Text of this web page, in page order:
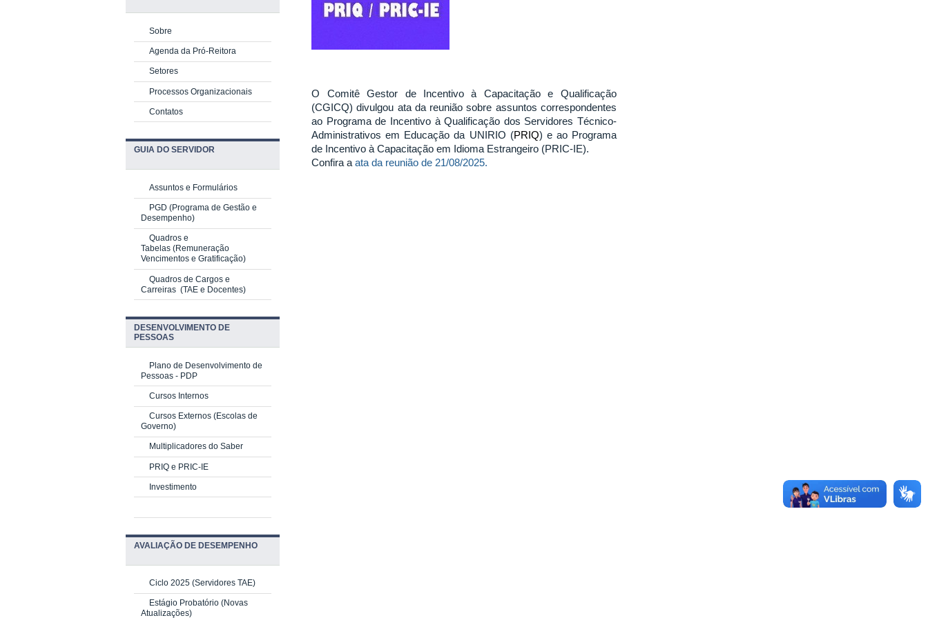
O Comitê Gestor de Incentivo à Capacitação e Qualificação
(CGICQ) divulgou ata da reunião sobre assuntos correspondentes
ao Programa de Incentivo à Qualificação dos Servidores Técnico-
Administrativos em Educação da UNIRIO (PRIQ) e ao Programa
de Incentivo à Capacitação em Idioma Estrangeiro (PRIC-IE).
Confira aata da reunião de 21/08/2025.
Sobre
Agenda da Pró-Reitora
Setores
Processos Organizacionais
Contatos
GUIA DO SERVIDOR
Assuntos e Formulários
PGD (Programa de Gestão e
Desempenho)
Quadros e
Tabelas (Remuneração
Vencimentos e Gratificação)
Quadros de Cargos e
Carreiras (TAE e Docentes)
DESENVOLVIMENTO DE
PESSOAS
Plano de Desenvolvimento de
Pessoas - PDP
Cursos Internos
Cursos Externos (Escolas de
Governo)
Multiplicadores do Saber
PRIQ e PRIC-IE
Investimento
AVALIAÇÃO DE DESEMPENHO
Ciclo 2025 (Servidores TAE)
Estágio Probatório (Novas
Atualizações)